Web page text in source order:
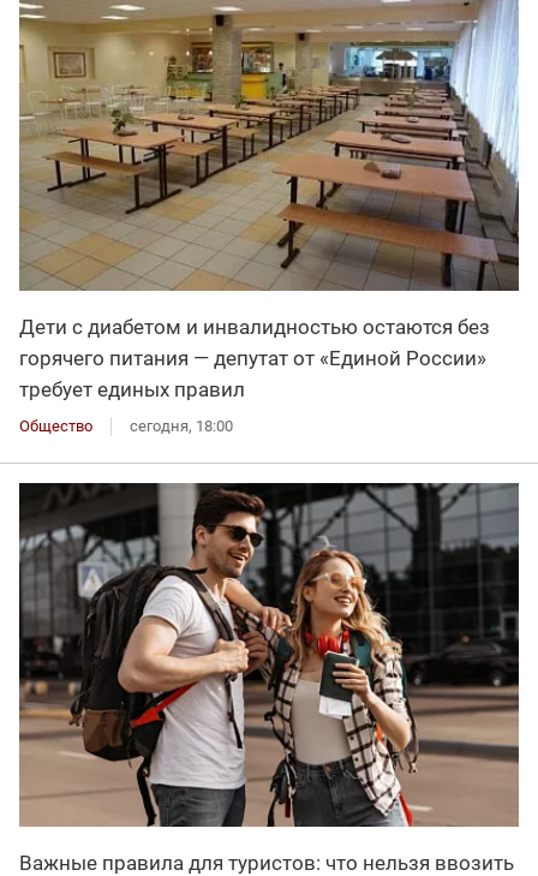
Дети с диабетом и инвалидностью остаются без
горячего питания — депутат от «Единой России»
требует единых правил
Общество сегодня, 18:00
Важные правила для туристов: что нельзя ввозить